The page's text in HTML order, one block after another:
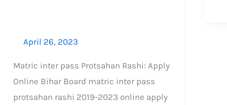
April 26, 2023
Matric inter pass Protsahan Rashi: Apply
Online Bihar Board matric inter pass
protsahan rashi 2019-2023 online apply